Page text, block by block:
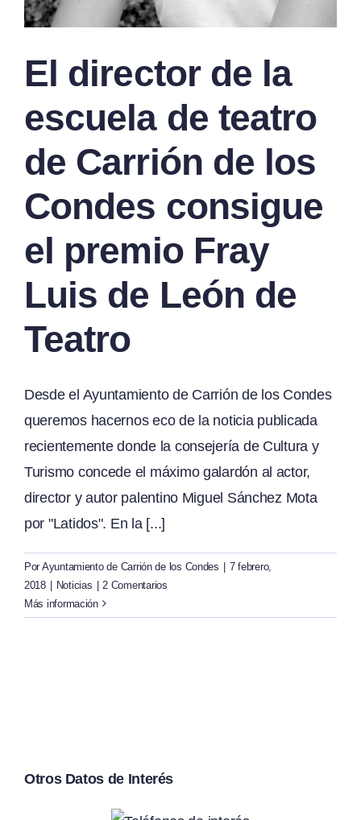
El director de la
escuela de teatro
de Carrión de los
Condes consigue
el premio Fray
Luis de León de
Teatro
Desde el Ayuntamiento de Carrión de los Condes
queremos hacernos eco de la noticia publicada
recientemente donde la consejería de Cultura y
Turismo concede el máximo galardón al actor,
director y autor palentino Miguel Sánchez Mota
por "Latidos". En la [...]
Por Ayuntamiento de Carrión de los Condes | 7 febrero,
2018 | Noticias | 2 Comentarios
Más información
Otros Datos de Interés